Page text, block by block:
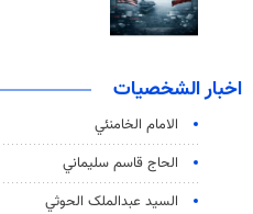
اخبار الشخصيات
الامام الخامنئي
الحاج قاسم سليماني
السید عبدالملک الحوثي